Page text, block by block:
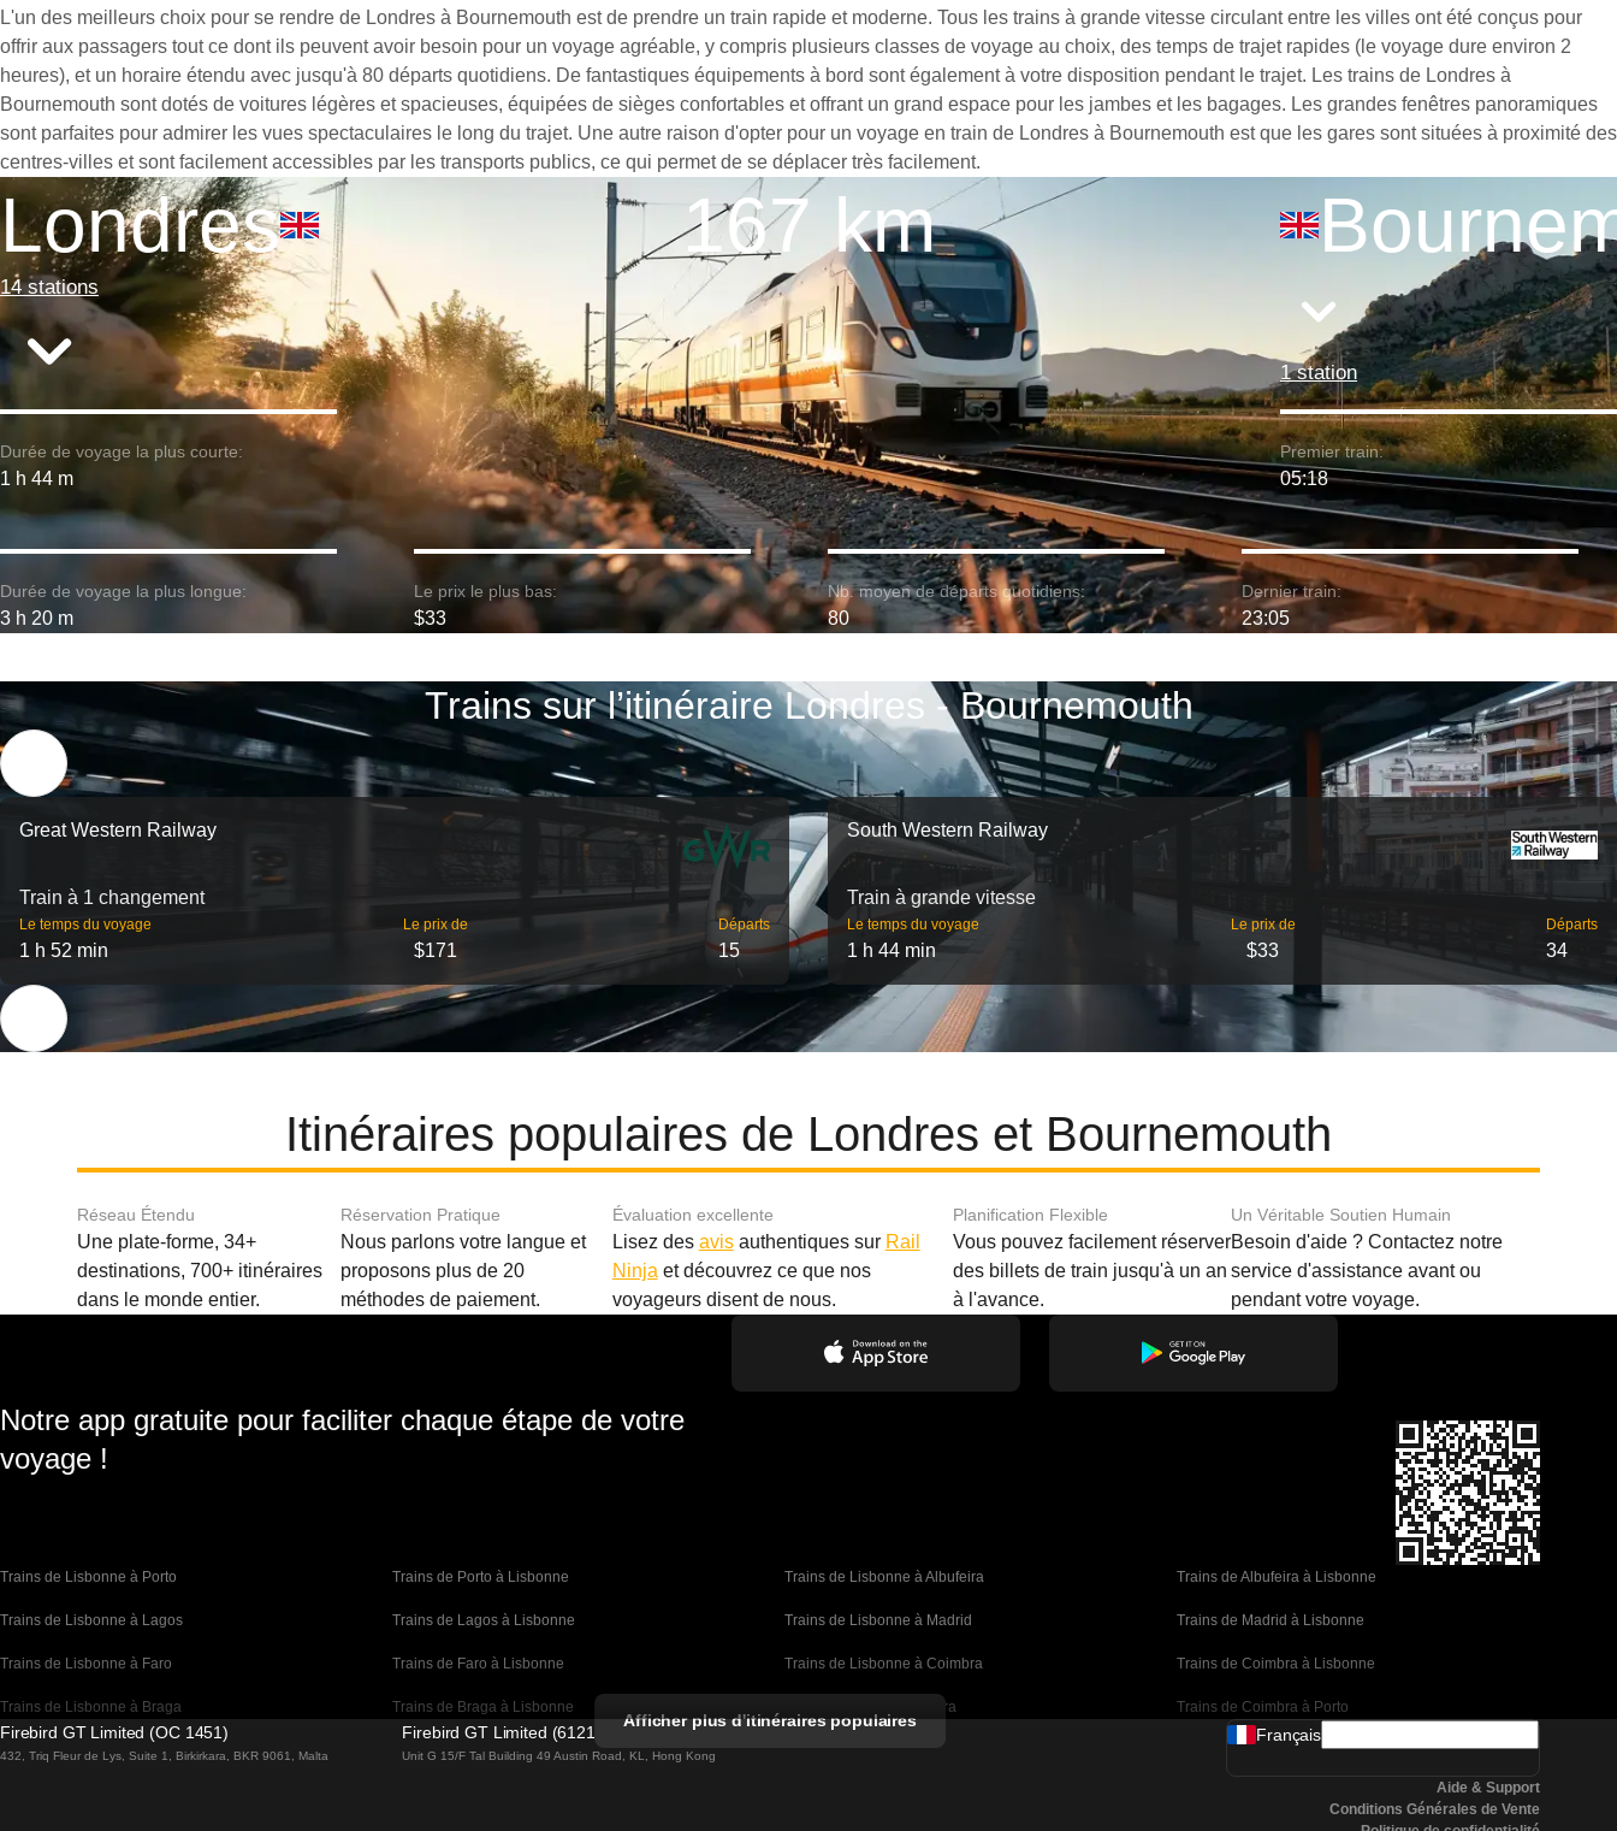
L'un des meilleurs choix pour se rendre de Londres à Bournemouth est de prendre un train rapide et moderne. Tous les trains à grande vitesse circulant entre les villes ont été conçus pour
offrir aux passagers tout ce dont ils peuvent avoir besoin pour un voyage agréable, y compris plusieurs classes de voyage au choix, des temps de trajet rapides (le voyage dure environ 2
heures), et un horaire étendu avec jusqu'à 80 départs quotidiens. De fantastiques équipements à bord sont également à votre disposition pendant le trajet. Les trains de Londres à
Bournemouth sont dotés de voitures légères et spacieuses, équipées de sièges confortables et offrant un grand espace pour les jambes et les bagages. Les grandes fenêtres panoramiques
sont parfaites pour admirer les vues spectaculaires le long du trajet. Une autre raison d'opter pour un voyage en train de Londres à Bournemouth est que les gares sont situées à proximité des
centres-villes et sont facilement accessibles par les transports publics, ce qui permet de se déplacer très facilement.
Londres
14 stations
167 km
1 station
Durée de voyage la plus courte:
1 h 44 m
Premier train:
05:18
Durée de voyage la plus longue:
3 h 20 m
Le prix le plus bas:
$33
Nb. moyen de départs quotidiens:
80
Dernier train:
23:05
Trains sur l’itinéraire Londres - Bournemouth
Great Western Railway
Train à 1 changement
Le temps du voyage
1 h 52 min
Le prix de
$171
Départs
15
South Western Railway
Train à grande vitesse
Le temps du voyage
1 h 44 min
Le prix de
$33
Départs
34
Itinéraires populaires de Londres et Bournemouth
Réseau Étendu
Une plate-forme, 34+
destinations, 700+ itinéraires
dans le monde entier.
Réservation Pratique
Nous parlons votre langue et
proposons plus de 20
méthodes de paiement.
Évaluation excellente
Lisez des avisauthentiques sur Rail
Ninja et découvrez ce que nos
voyageurs disent de nous.
Planification Flexible
Vous pouvez facilement réserver
des billets de train jusqu'à un an
à l'avance.
Un Véritable Soutien Humain
Besoin d'aide ? Contactez notre
service d'assistance avant ou
pendant votre voyage.
Notre app gratuite pour faciliter chaque étape de votre
voyage !
Trains de Lisbonne à Porto Trains de Porto à Lisbonne Trains de Lisbonne à Albufeira Trains de Albufeira à Lisbonne
Trains de Lisbonne à Lagos Trains de Lagos à Lisbonne Trains de Lisbonne à Madrid Trains de Madrid à Lisbonne
Trains de Lisbonne à Faro Trains de Faro à Lisbonne Trains de Lisbonne à Coimbra Trains de Coimbra à Lisbonne
Trains de Lisbonne à Braga Trains de Braga à Lisbonne Trains de Porto à Coimbra Trains de Coimbra à Porto
Trains de Barcelone à Madrid Trains de Madrid à Barcelone Trains de Valence à Barcelone
Afficher plus d'itinéraires populaires
Firebird GT Limited (OC 1451)
432, Triq Fleur de Lys, Suite 1, Birkirkara, BKR 9061, Malta
Firebird GT Limited (61211989)
Unit G 15/F Tal Building 49 Austin Road, KL, Hong Kong
Français
Aide & Support
Conditions Générales de Vente